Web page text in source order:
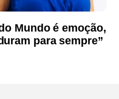
Mundo é emoção,
para sempre”